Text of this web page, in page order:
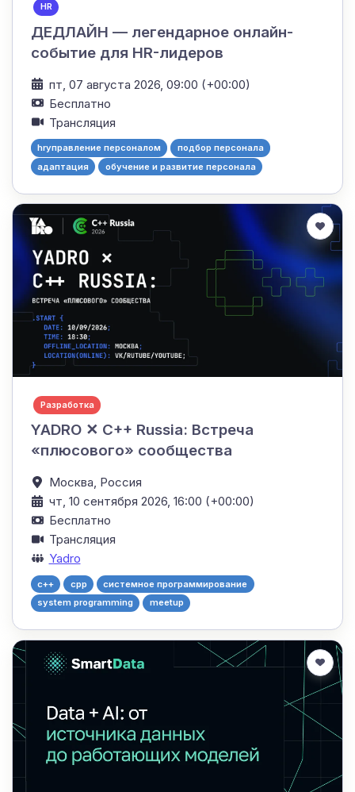
HR
ДЕДЛАЙН — легендарное онлайн-
событие для HR-лидеров
пт, 07 августа 2026, 09:00 (+00:00)
Бесплатно
Трансляция
hrуправление персоналом
подбор персонала
адаптация
обучение и развитие персонала
Разработка
YADRO ✕ C++ Russia: Встреча
«плюсового» сообщества
Москва, Россия
чт, 10 сентября 2026, 16:00 (+00:00)
Бесплатно
Трансляция
Yadro
c++ cpp
системное программирование
system programming
meetup